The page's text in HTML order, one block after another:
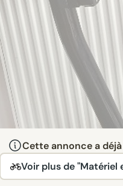
Cette annonce a
Voir plus de